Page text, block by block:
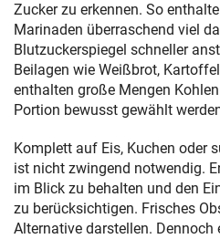
Zucker zu erkennen. So
Marinaden überraschend viel
Blutzuckerspiegel schneller
Beilagen wie Weißbrot,
enthalten große Mengen
Portion bewusst gewählt
Komplett auf Eis, Kuchen oder
ist nicht zwingend notwendig.
im Blick zu behalten und den
zu berücksichtigen. Frisches
Alternative darstellen.